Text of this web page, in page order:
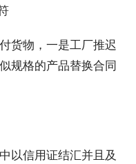
货物，一是工厂推迟
规格的产品替换合同
以信用证结汇并且及